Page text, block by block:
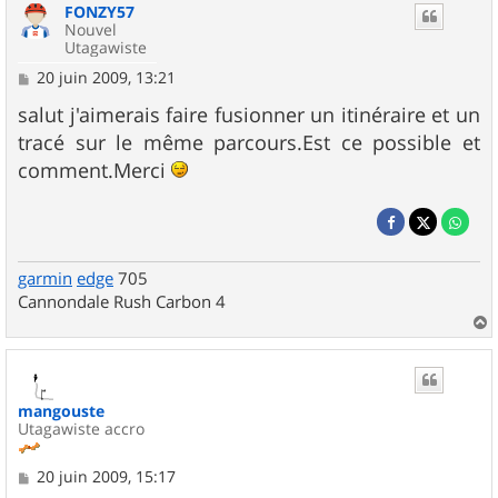
FONZY57
Nouvel
Utagawiste
M
s
s
a
g
e
20 juin 2009, 13:21
salut j'aimerais faire fusionner un itinéraire et un
tracé sur le même parcours.Est ce possible et
comment.Merci
garmin edge 705
Cannondale Rush Carbon 4
a
u
mangouste
Utagawiste accro
M
20 juin 2009, 15:17